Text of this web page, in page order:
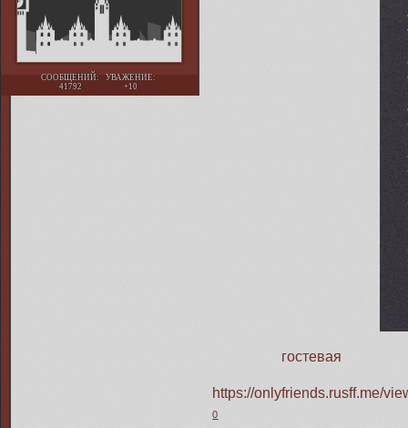
СООБЩЕНИЙ:
41792
УВАЖЕНИЕ:
+10
гостевая
https://onlyfriends.rusff.me/
0